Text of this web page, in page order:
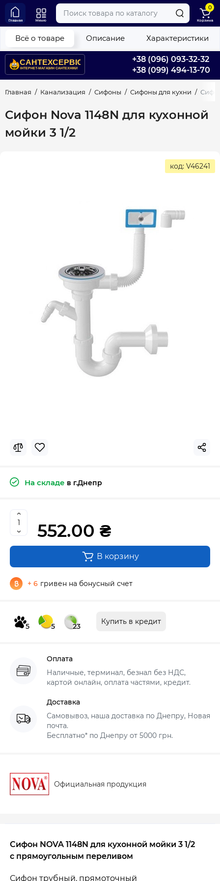
+38 (096) 093-32-32
+38 (099) 494-13-70
Главная Меню
0
Корзина
Главная Канализация Сифоны Сифоны для кухни
Сифон Nova 1148N для кухонной
мойки 3 1/2
Всё о товаре Описание Характеристики
код: V46241
На складе в г.Днепр
552.00 ₴
В корзину
+ 6 гривен на бонусный счет
5 5 23
Купить в кредит
Оплата
Наличные, терминал, безнал без НДС,
картой онлайн, оплата частями, кредит.
Доставка
Самовывоз, наша доставка по Днепру, Новая
почта.
Бесплатно* по Днепру от 5000 грн.
Официальная продукция
Сифон NOVA 1148N для кухонной мойки 3 1/2
с прямоугольным переливом
Сифон трубный, прямоточный